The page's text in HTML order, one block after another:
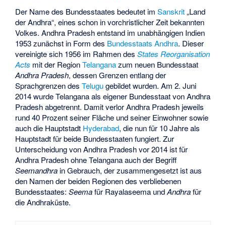
Der Name des Bundesstaates bedeutet imSanskrit„Land
derAndhra“, eines schon in vorchristlicher Zeit bekannten
Volkes. Andhra Pradesh entstand im unabhängigen Indien
1953 zunächst in Form des Bundesstaats Andhra. Dieser
vereinigte sich 1956 im Rahmen desStates Reorganisation
Acts mit der RegionTelanganazum neuen Bundesstaat
Andhra Pradesh, dessen Grenzen entlang der
Sprachgrenzen desTelugugebildet wurden. Am 2. Juni
2014 wurde Telangana als eigener Bundesstaat von Andhra
Pradesh abgetrennt. Damit verlor Andhra Pradesh jeweils
rund 40 Prozent seiner Fläche und seiner Einwohner sowie
auch die Hauptstadt Hyderabad, die nun für 10 Jahre als
Hauptstadt für beide Bundesstaaten fungiert. Zur
Unterscheidung von Andhra Pradesh vor 2014 ist für
Andhra Pradesh ohne Telangana auch der Begriff
Seemandhra in Gebrauch, der zusammengesetzt ist aus
den Namen der beiden Regionen des verbliebenen
Bundesstaates:Seemafür Rayalaseema undAndhrafür
dieAndhraküste.